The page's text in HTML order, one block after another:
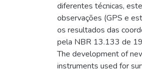
diferentes técnicas,
observações (GPS e
os resultados das
pela NBR 13.133 de
The development of
instruments used for